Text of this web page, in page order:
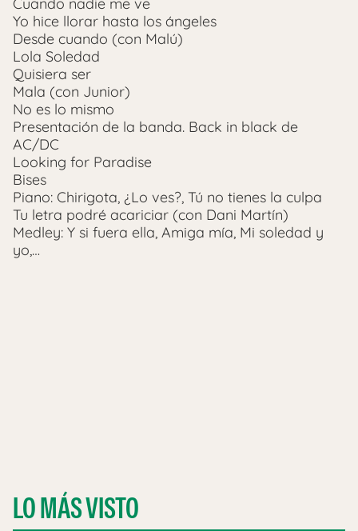
Yo hice llorar hasta los ángeles
Desde cuando (con Malú)
Lola Soledad
Quisiera ser
Mala (con Junior)
No es lo mismo
Presentación de la banda. Back in black de
AC/DC
Looking for Paradise
Bises
Piano: Chirigota, ¿Lo ves?, Tú no tienes la culpa
Tu letra podré acariciar (con Dani Martín)
Medley: Y si fuera ella, Amiga mía, Mi soledad y
yo,…
LO MÁS VISTO